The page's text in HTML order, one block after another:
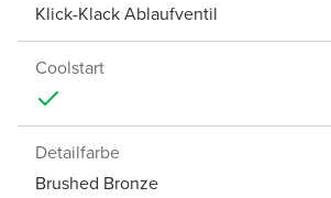
Klick-Klack Ablaufventil
Coolstart
Detailfarbe
Brushed Bronze